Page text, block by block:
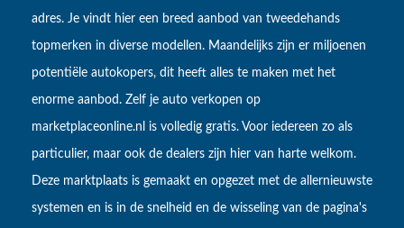
adres. Je vindt hier een breed aanbod van tweedehands
topmerken in diverse modellen. Maandelijks zijn er miljoenen
potentiële autokopers, dit heeft alles te maken met het
enorme aanbod. Zelf je auto verkopen op
marketplaceonline.nl is volledig gratis. Voor iedereen zo als
particulier, maar ook de dealers zijn hier van harte welkom.
Deze marktplaats is gemaakt en opgezet met de allernieuwste
systemen en is in de snelheid en de wisseling van de pagina's